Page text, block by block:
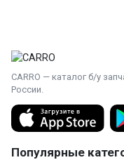
CARRO — каталог б/у
России.
Популярные